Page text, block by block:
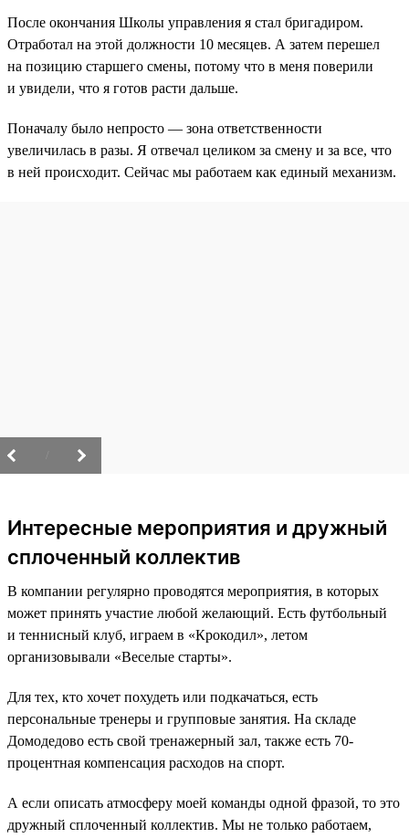
После окончания Школы управления я стал бригадиром.
Отработал на этой должности 10 месяцев. А затем перешел
на позицию старшего смены, потому что в меня поверили
и увидели, что я готов расти дальше.
Поначалу было непросто — зона ответственности
увеличилась в разы. Я отвечал целиком за смену и за все, что
в ней происходит. Сейчас мы работаем как единый механизм.
Интересные мероприятия и дружный
сплоченный коллектив
В компании регулярно проводятся мероприятия, в которых
может принять участие любой желающий. Есть футбольный
и теннисный клуб, играем в «Крокодил», летом
организовывали «Веселые старты».
Для тех, кто хочет похудеть или подкачаться, есть
персональные тренеры и групповые занятия. На складе
Домодедово есть свой тренажерный зал, также есть 70-
процентная компенсация расходов на спорт.
А если описать атмосферу моей команды одной фразой, то это
дружный сплоченный коллектив. Мы не только работаем,